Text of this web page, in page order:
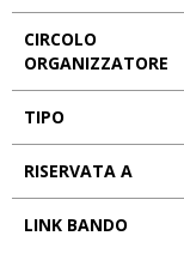
CIRCOLO
ORGANIZZATORE
TIPO
RISERVATA A
LINK BANDO